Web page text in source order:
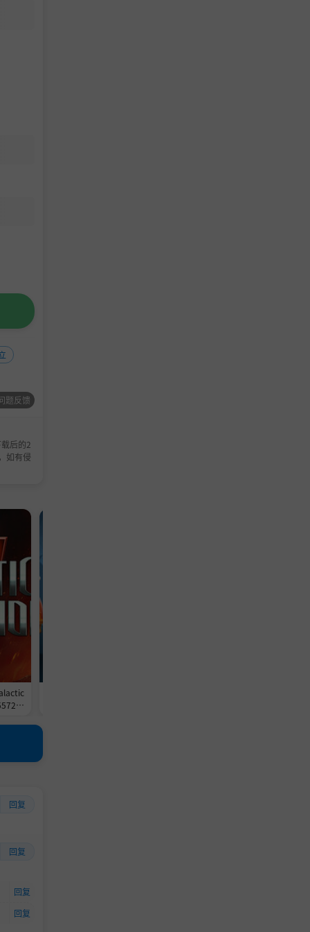
题反馈
后的2
如有侵
回复
回复
回复
回复